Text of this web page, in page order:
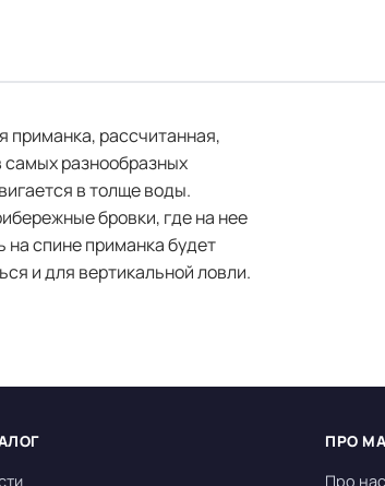
приманка, рассчитанная,
самых разнообразных
в толще воды.
бровки, где на нее
на спине приманка будет
и для вертикальной ловли.
ПРО
Про нас